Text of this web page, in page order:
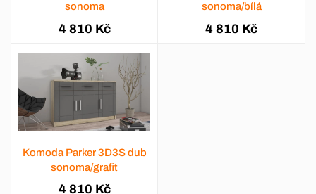
sonoma
4 810 Kč
sonoma/bílá
4 810 Kč
Komoda Parker 3D3S dub
sonoma/grafit
4 810 Kč